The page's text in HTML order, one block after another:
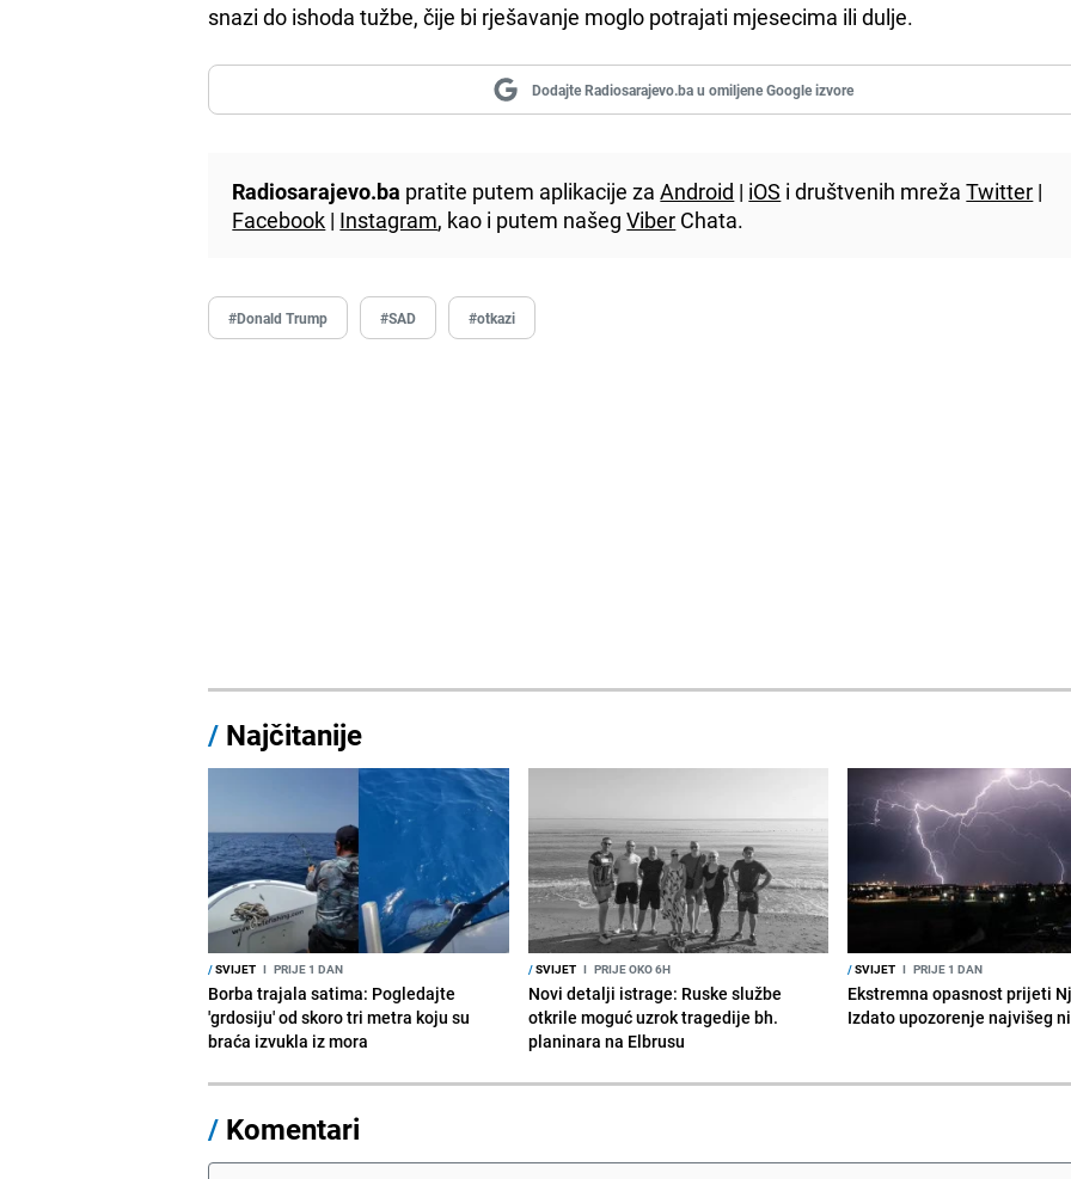
snazi ​​do ishoda tužbe, čije bi rješavanje moglo potrajati mjesecima ili dulje.
Dodajte Radiosarajevo.ba u omiljene Google izvore
Radiosarajevo.ba pratite putem aplikacije zaAndroid | iOS i društvenih mrežaTwitter |
Facebook | Instagram, kao i putem našegViber Chata.
#Donald Trump #SAD #otkazi
/ Najčitanije
/SVIJET I PRIJE 1 DAN
Borba trajala satima: Pogledajte
'grdosiju' od skoro tri metra koju su
braća izvukla iz mora
/SVIJET I PRIJE OKO 6H
Novi detalji istrage: Ruske službe
otkrile moguć uzrok tragedije bh.
planinara na Elbrusu
/SVIJET I PRIJE 1 DAN
Ekstremna opasnost prijeti
Izdato upozorenje najvišeg
/ Komentari